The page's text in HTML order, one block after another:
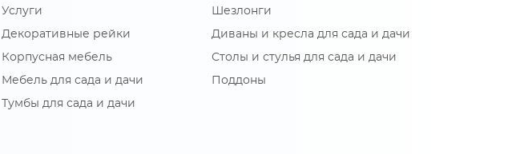
Услуги
Декоративные рейки
Корпусная мебель
Мебель для сада и дачи
Тумбы для сада и дачи
Шезлонги
Диваны и кресла для сада и дачи
Столы и стулья для сада и дачи
Поддоны